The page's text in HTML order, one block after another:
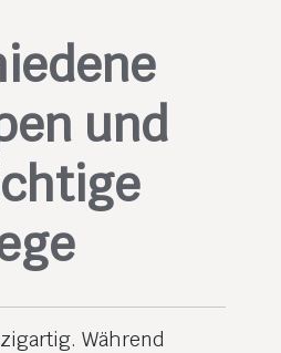
und
Während